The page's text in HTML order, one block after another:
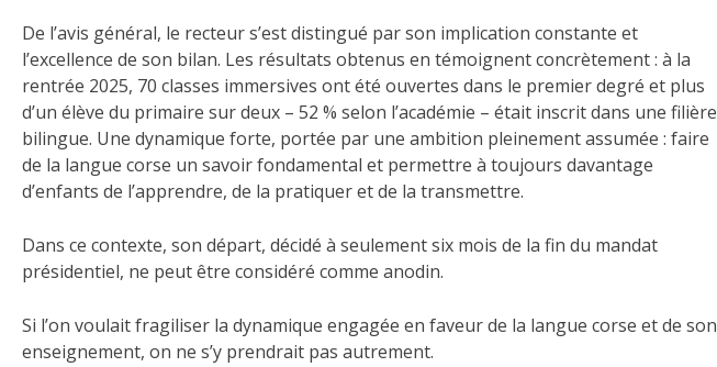
De l’avis général, le recteur s’est distingué par son implication constante et
l’excellence de son bilan. Les résultats obtenus en témoignent concrètement : à la
rentrée 2025, 70 classes immersives ont été ouvertes dans le premier degré et plus
d’un élève du primaire sur deux – 52 % selon l’académie – était inscrit dans une filière
bilingue. Une dynamique forte, portée par une ambition pleinement assumée : faire
de la langue corse un savoir fondamental et permettre à toujours davantage
d’enfants de l’apprendre, de la pratiquer et de la transmettre.
Dans ce contexte, son départ, décidé à seulement six mois de la fin du mandat
présidentiel, ne peut être considéré comme anodin.
Si l’on voulait fragiliser la dynamique engagée en faveur de la langue corse et de son
enseignement, on ne s’y prendrait pas autrement.